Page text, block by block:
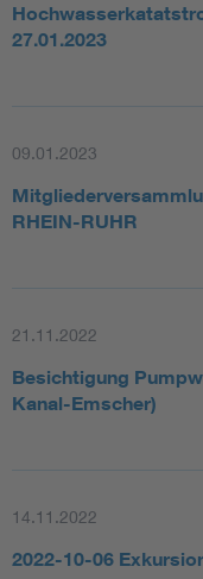
27.01.2023
09.01.2023
RHEIN-RUHR
21.11.2022
Besichtigung
Kanal-Emscher)
14.11.2022
2022-10-06